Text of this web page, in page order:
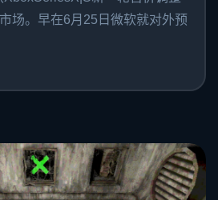
场。早在6月25日微软就对外预